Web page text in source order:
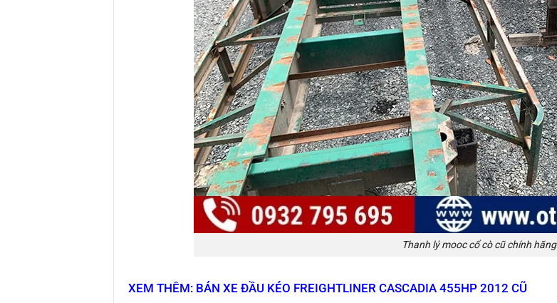
Thanh lý mooc cổ cò cũ chính hãng
XEM THÊM: BÁN XE ĐẦU KÉO FREIGHTLINER CASCADIA 455HP 2012 CŨ